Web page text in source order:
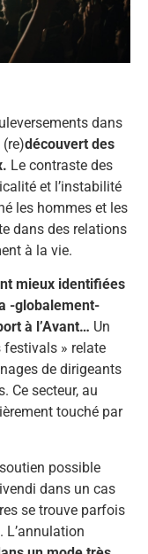
dans
découvert des
Le contraste des
et l’instabilité
les hommes et les
dans des relations
à la vie.
mieux identifiées
-globalement-
à l’Avant… Un
festivals » relate
de dirigeants
Ce secteur, au
touché par
possible
dans un cas
se trouve parfois
L’annulation